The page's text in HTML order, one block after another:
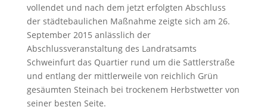
vollendet und nach dem jetzt erfolgten Abschluss
der städtebaulichen Maßnahme zeigte sich am 26.
September 2015 anlässlich der
Abschlussveranstaltung des Landratsamts
Schweinfurt das Quartier rund um die Sattlerstraße
und entlang der mittlerweile von reichlich Grün
gesäumten Steinach bei trockenem Herbstwetter von
seiner besten Seite.